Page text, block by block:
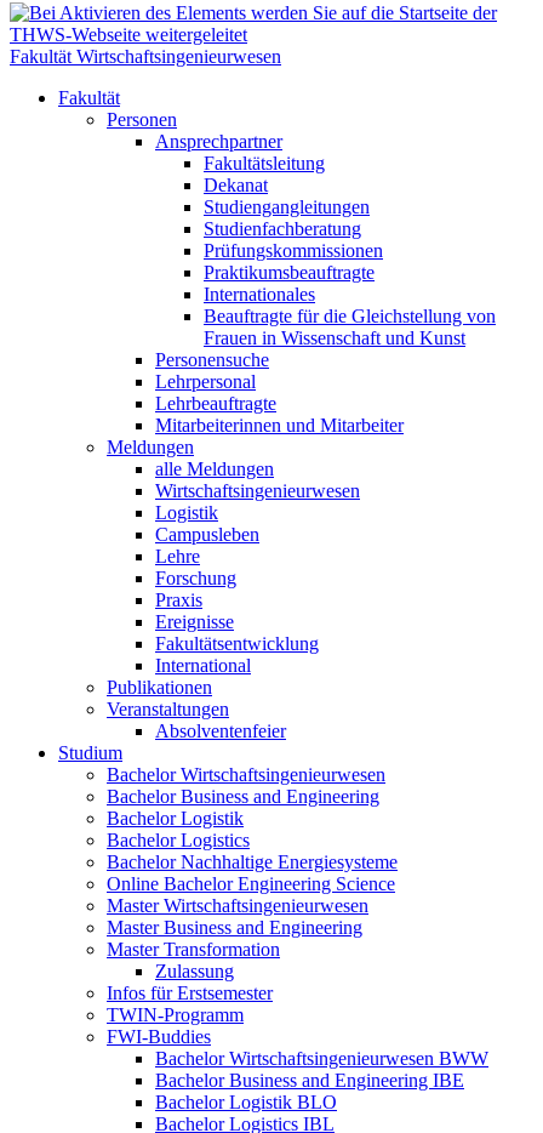
Fakultät Wirtschaftsingenieurwesen
Fakultät
Personen
Ansprechpartner
Fakultätsleitung
Dekanat
Studiengangleitungen
Studienfachberatung
Prüfungskommissionen
Praktikumsbeauftragte
Internationales
Beauftragte für die Gleichstellung von
Frauen in Wissenschaft und Kunst
Personensuche
Lehrpersonal
Lehrbeauftragte
Mitarbeiterinnen und Mitarbeiter
Meldungen
alle Meldungen
Wirtschaftsingenieurwesen
Logistik
Campusleben
Lehre
Forschung
Praxis
Ereignisse
Fakultätsentwicklung
International
Publikationen
Veranstaltungen
Absolventenfeier
Studium
Bachelor Wirtschaftsingenieurwesen
Bachelor Business and Engineering
Bachelor Logistik
Bachelor Logistics
Bachelor Nachhaltige Energiesysteme
Online Bachelor Engineering Science
Master Wirtschaftsingenieurwesen
Master Business and Engineering
Master Transformation
Zulassung
Infos für Erstsemester
TWIN-Programm
FWI-Buddies
Bachelor Wirtschaftsingenieurwesen BWW
Bachelor Business and Engineering IBE
Bachelor Logistik BLO
Bachelor Logistics IBL